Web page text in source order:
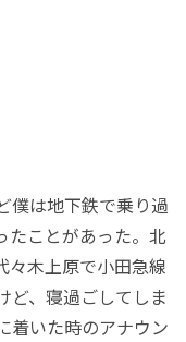
僕は地下鉄で乗り過
たことがあった。北
々木上原で小田急線
ど、寝過ごしてしま
着いた時のアナウン